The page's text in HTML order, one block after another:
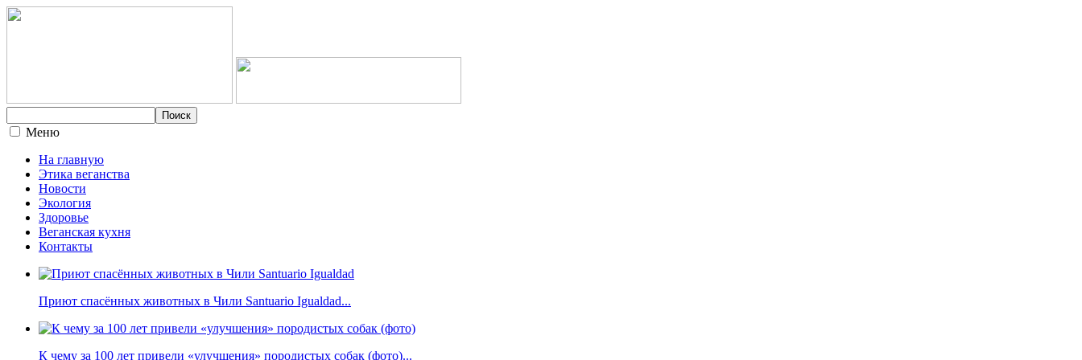
Меню
На главную
Этика веганства
Новости
Экология
Здоровье
Веганская кухня
Контакты
Приют спасённых животных в Чили Santuario Igualdad...
К чему за 100 лет привели «улучшения» породистых собак (фото)...